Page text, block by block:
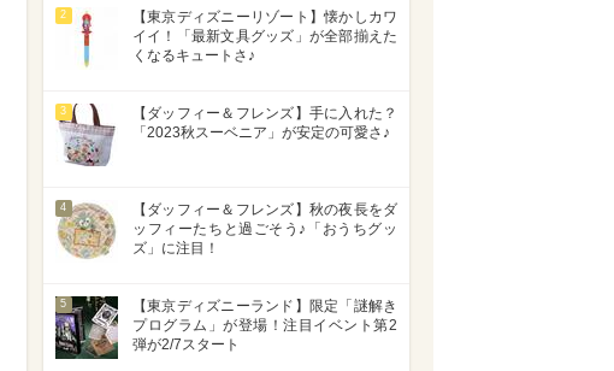
2
【東京ディズニーリゾート】懐かしカワ
イイ！「最新文具グッズ」が全部揃えた
くなるキュートさ♪
3
【ダッフィー＆フレンズ】手に入れた？
「2023秋スーベニア」が安定の可愛さ♪
4
【ダッフィー＆フレンズ】秋の夜長をダ
ッフィーたちと過ごそう♪「おうちグッ
ズ」に注目！
5
【東京ディズニーランド】限定「謎解き
プログラム」が登場！注目イベント第2
弾が2/7スタート